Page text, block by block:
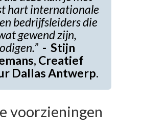
hart internationale
bedrijfsleiders die
gewend zijn,
- Stijn
Creatief
Dallas Antwerp.
voorzieningen